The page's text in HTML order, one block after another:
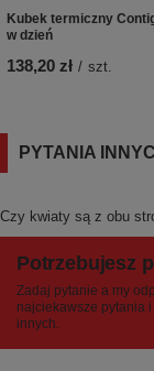
Kubek termiczny
w dzień
138,20 zł / szt.
PYTANIA
Czy kwiaty są z obu
Potrzebujesz
Zadaj pytanie a my
najciekawsze pytania
innych.